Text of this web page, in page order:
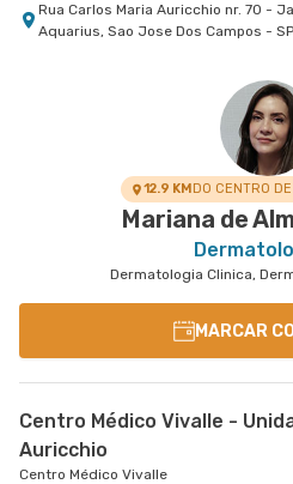
Rua Carlos Maria Auricchio nr. 70 -
Aquarius, Sao Jose Dos Campos - SP
12.9 KMDO CENTRO
Mariana de
Dermatologia Clinica,
MARCAR
Centro Médico Vivalle -
Auricchio
Centro Médico Vivalle